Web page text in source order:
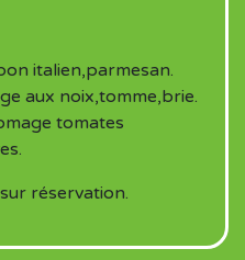
italien,parmesan.
aux noix,tomme,brie.
tomates
réservation.